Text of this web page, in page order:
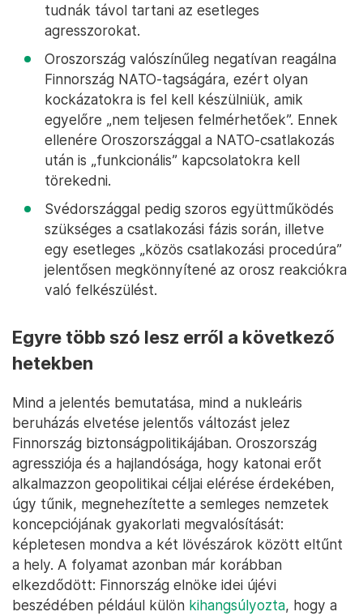
tudnák távol tartani az esetleges
agresszorokat.
Oroszország valószínűleg negatívan reagálna
Finnország NATO-tagságára, ezért olyan
kockázatokra is fel kell készülniük, amik
egyelőre „nem teljesen felmérhetőek”. Ennek
ellenére Oroszországgal a NATO-csatlakozás
után is „funkcionális” kapcsolatokra kell
törekedni.
Svédországgal pedig szoros együttműködés
szükséges a csatlakozási fázis során, illetve
egy esetleges „közös csatlakozási procedúra”
jelentősen megkönnyítené az orosz reakciókra
való felkészülést.
Egyre több szó lesz erről a következő
hetekben
Mind a jelentés bemutatása, mind a nukleáris
beruházás elvetése jelentős változást jelez
Finnország biztonságpolitikájában. Oroszország
agressziója és a hajlandósága, hogy katonai erőt
alkalmazzon geopolitikai céljai elérése érdekében,
úgy tűnik, megnehezítette a semleges nemzetek
koncepciójának gyakorlati megvalósítását:
képletesen mondva a két lövészárok között eltűnt
a hely. A folyamat azonban már korábban
elkezdődött: Finnország elnöke idei újévi
beszédében például külön kihangsúlyozta, hogy a